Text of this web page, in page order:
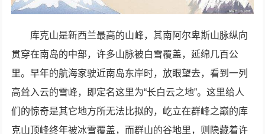
库克山是新西兰最高的山峰，其南阿尔卑斯山脉纵向
贯穿在南岛的中部，许多山脉被白雪覆盖，延绵几百公
里。早年的航海家驶近南岛东岸时，放眼望去，看到一列
高耸入云的雪峰，即定名这里为“长白云之地”。这里给人
们的惊奇是其它地方所无法比拟的，屹立在群峰之巅的库
克山顶峰终年被冰雪覆盖，而群山的谷地里，则隐藏着许